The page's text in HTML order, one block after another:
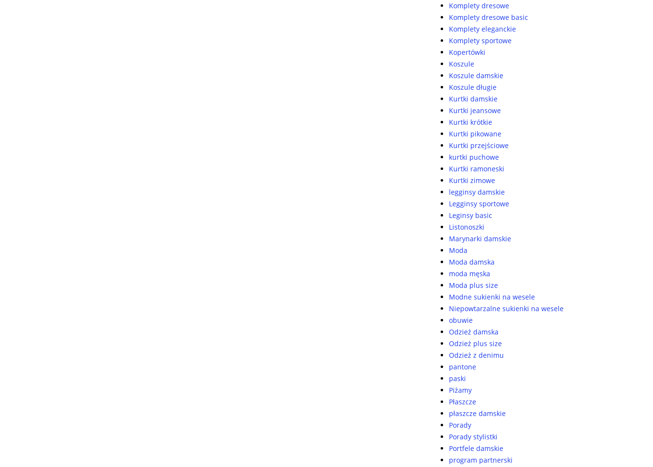
Komplety dresowe
Komplety dresowe basic
Komplety eleganckie
Komplety sportowe
Kopertówki
Koszule
Koszule damskie
Koszule długie
Kurtki damskie
Kurtki jeansowe
Kurtki krótkie
Kurtki pikowane
Kurtki przejściowe
kurtki puchowe
Kurtki ramoneski
Kurtki zimowe
legginsy damskie
Legginsy sportowe
Leginsy basic
Listonoszki
Marynarki damskie
Moda
Moda damska
moda męska
Moda plus size
Modne sukienki na wesele
Niepowtarzalne sukienki na wesele
obuwie
Odzież damska
Odzież plus size
Odzież z denimu
pantone
paski
Piżamy
Płaszcze
płaszcze damskie
Porady
Porady stylistki
Portfele damskie
program partnerski